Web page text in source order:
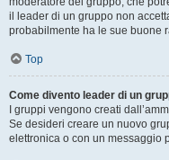
il leader di un gruppo non
probabilmente ha le sue buone
Top
Come divento leader di un
I gruppi vengono creati
Se desideri creare un nuovo
elettronica o con un messaggio